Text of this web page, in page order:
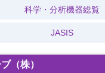
科学・分析機器総覧
JASIS
（株）